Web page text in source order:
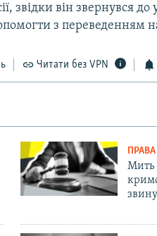
звідки він звернувся
з переведенням
Читати без VPN
Мить